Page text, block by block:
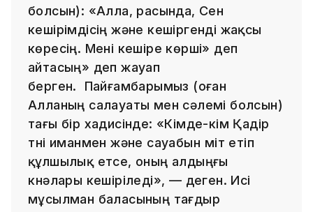
болсын): «Алла, расында, Сен
кешірімдісің және кешіргенді жақсы
көресің. Мені кешіре көрші» деп
айтасың» деп жауап
берген. Пайғамбарымыз (оған
Алланың салауаты мен сәлемі болсын)
тағы бір хадисінде: «Кімде-кім Қадір
түні иманмен және сауабын үміт етіп
құлшылық етсе, оның алдыңғы
күнәлары кешіріледі», — деген. Исі
мұсылман баласының тағдыр